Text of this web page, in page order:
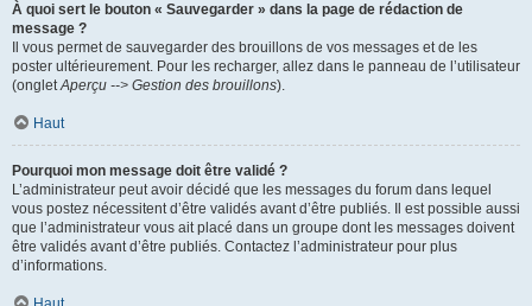
À quoi sert le bouton « Sauvegarder » dans la page de rédaction de
message ?
Il vous permet de sauvegarder des brouillons de vos messages et de les
poster ultérieurement. Pour les recharger, allez dans le panneau de l’utilisateur
(ongletAperçu --> Gestion des brouillons).
Haut
Pourquoi mon message doit être validé ?
L’administrateur peut avoir décidé que les messages du forum dans lequel
vous postez nécessitent d’être validés avant d’être publiés. Il est possible aussi
que l’administrateur vous ait placé dans un groupe dont les messages doivent
être validés avant d’être publiés. Contactez l’administrateur pour plus
d’informations.